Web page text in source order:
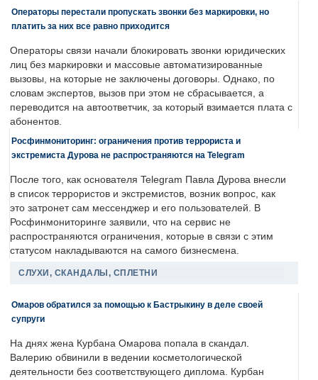
Операторы перестали пропускать звонки без маркировки, но
платить за них все равно приходится
Операторы связи начали блокировать звонки юридических
лиц без маркировки и массовые автоматизированные
вызовы, на которые не заключены договоры. Однако, по
словам экспертов, вызов при этом не сбрасывается, а
переводится на автоответчик, за который взимается плата с
абонентов.
Росфинмониторинг: ограничения против террориста и
экстремиста Дурова не распространяются на Telegram
После того, как основателя Telegram Павла Дурова внесли
в список террористов и экстремистов, возник вопрос, как
это затронет сам мессенджер и его пользователей. В
Росфинмониторинге заявили, что на сервис не
распространяются ограничения, которые в связи с этим
статусом накладываются на самого бизнесмена.
СЛУХИ, СКАНДАЛЫ, СПЛЕТНИ
Омаров обратился за помощью к Бастрыкину в деле своей
супруги
На днях жена Курбана Омарова попала в скандал.
Валерию обвинили в ведении косметологической
деятельности без соответствующего диплома. Курбан